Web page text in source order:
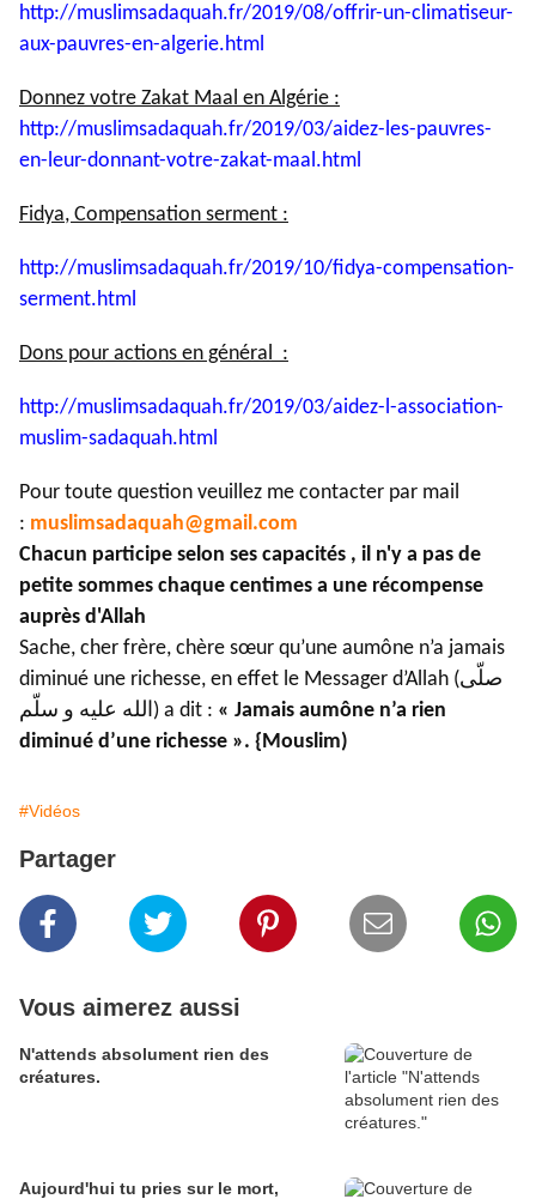
http://muslimsadaquah.fr/2019/08/offrir-un-climatiseur-
aux-pauvres-en-algerie.html
Donnez votre Zakat Maal en Algérie :
http://muslimsadaquah.fr/2019/03/aidez-les-pauvres-
en-leur-donnant-votre-zakat-maal.html
Fidya, Compensation serment :
http://muslimsadaquah.fr/2019/10/fidya-compensation-
serment.html
Dons pour actions en général :
http://muslimsadaquah.fr/2019/03/aidez-l-association-
muslim-sadaquah.html
Pour toute question veuillez me contacter par mail
: muslimsadaquah@gmail.com
Chacun participe selon ses capacités , il n'y a pas de
petite sommes chaque centimes a une récompense
auprès d'Allah
Sache, cher frère, chère sœur qu’une aumône n’a jamais
diminué une richesse, en effet le Messager d’Allah (صلّى
الله عليه و سلّم) a dit : « Jamais aumône n’a rien
diminué d’une richesse ». {Mouslim)
#Vidéos
Partager
Vous aimerez aussi
N'attends absolument rien des
créatures.
Aujourd'hui tu pries sur le mort,